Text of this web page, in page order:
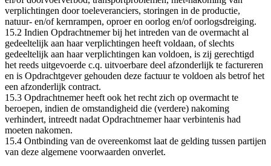
verplichtingen door toeleveranciers, storingen in de productie,
natuur- en/of kernrampen, oproer en oorlog en/of oorlogsdreiging.
15.2 Indien Opdrachtnemer bij het intreden van de overmacht al
gedeeltelijk aan haar verplichtingen heeft voldaan, of slechts
gedeeltelijk aan haar verplichtingen kan voldoen, is zij gerechtigd
het reeds uitgevoerde c.q. uitvoerbare deel afzonderlijk te factureren
en is Opdrachtgever gehouden deze factuur te voldoen als betrof het
een afzonderlijk contract.
15.3 Opdrachtnemer heeft ook het recht zich op overmacht te
beroepen, indien de omstandigheid die (verdere) nakoming
verhindert, intreedt nadat Opdrachtnemer haar verbintenis had
moeten nakomen.
15.4 Ontbinding van de overeenkomst laat de gelding tussen partijen
van deze algemene voorwaarden onverlet.